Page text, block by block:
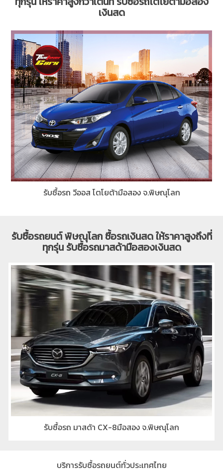
เงินสด
รับซื้อรถ วีออส โตโยต้ามือสอง จ.พิษณุโลก
รับซื้อรถยนต์ พิษณุโลก ซื้อรถเงินสด ให้ราคาสูงถึงที่
ทุกรุ่น รับซื้อรถมาสด้ามือสองเงินสด
รับซื้อรถ มาสด้า CX-8มือสอง จ.พิษณุโลก
บริการรับซื้อรถยนต์ทั่วประเทศไทย